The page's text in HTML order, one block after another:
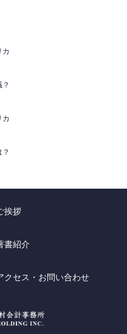
カ
カ
挨拶
書紹介
クセス・お問い合わせ